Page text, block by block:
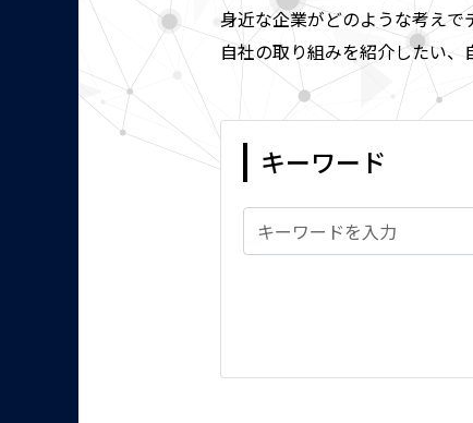
身近な企業がどのような考えで
自社の取り組みを紹介したい、
キーワード